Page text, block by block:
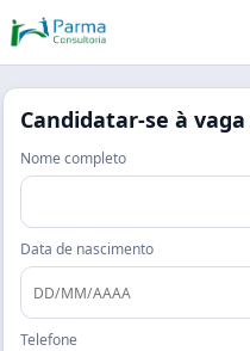
Candidatar-se à
Nome completo
Data de nascimento
Telefone